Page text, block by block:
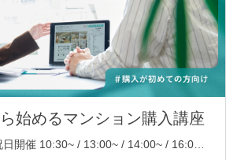
始めるマンション購入講座